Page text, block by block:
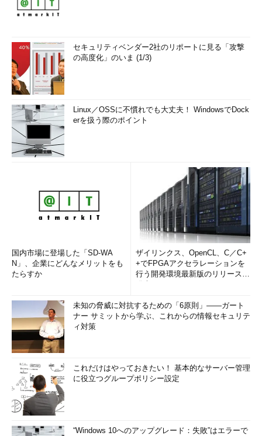
ックして動作を止めても、ずっと課金され続けます（実行準備の
ためにストレージなどのリソースを使用しているため）。
Web Appsを停止しても、VMの場合と違って、ずっと課金さ
れています。完全に課金を避けたければApp Serviceのプラ
ンごとアプリを削除します。
Web Appsではこのようになっているので、完全に課金を停止
したければ、作成したWeb AppsやApp Serviceプランを削除する
必要があります。次にまた使いたくなった場合は、アプリを作成
【ハイッ！ ここ大事！】
VMの場合と違って、Web Appsではアプリを［■停
めたければアプリやApp Serviceプランを削除する必
要があります。アプリを停止したから料金はかからないと勘違
いして、Web Appsをそのまま放置したりすると、後で料金を
見てびっくりすることになるかもしれません。
セキュリティベンダー2社のリポートに見る「攻撃
の高度化」のいま (1/3)
Linux／OSSに不慣れでも大丈夫！ WindowsでDock
erを扱う際のポイント
国内市場に登場した「SD-WA
N」、企業にどんなメリットをも
たらすか
ザイリンクス、OpenCL、C／C+
+でFPGAアクセラレーションを
行う開発環境最新版のリリースを
未知の脅威に対抗するための「6原則」――ガート
ナー サミットから学ぶ、これからの情報セキュリテ
ィ対策
これだけはやっておきたい！ 基本的なサーバー管理
に役立つグループポリシー設定
“Windows 10へのアップグレード：失敗”はエラーで